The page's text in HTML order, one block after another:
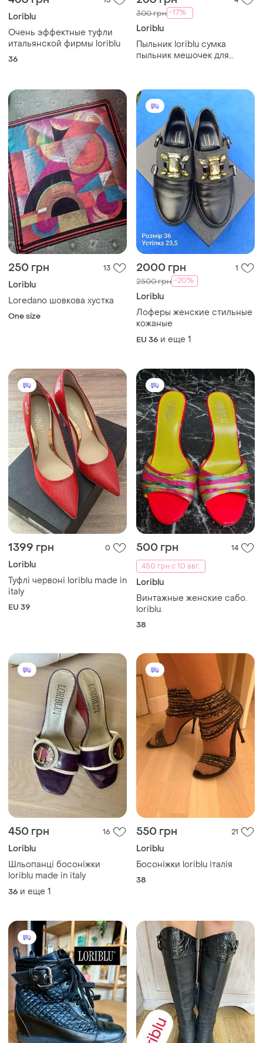
Loriblu
Очень эффектные туфли
итальянской фирмы loriblu
36
300 грн -17%
Loriblu
Пыльник loriblu сумка
пыльник мешочек для
250 грн 13
Loriblu
Loredano шовкова хустка
One size
2000 грн 1
2500 грн -20%
Loriblu
Лоферы женские стильные
кожаные
EU 36 и еще 1
1399 грн 0
Loriblu
Туфлі червоні loriblu made in
italy
EU 39
500 грн
14
450 грн с 10 авг.
Loriblu
Винтажные женские сабо.
loriblu.
38
450 грн 16
Loriblu
Шльопанці босоніжки
loriblu made in italy
36 и еще 1
550 грн 21
Loriblu
Босоніжки loriblu італія
38